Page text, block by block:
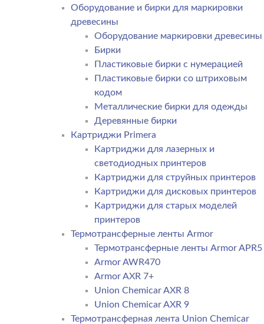
Оборудование и бирки для маркировки
древесины
Оборудование маркировки древесины
Бирки
Пластиковые бирки с нумерацией
Пластиковые бирки со штриховым
кодом
Металлические бирки для одежды
Деревянные бирки
Картриджи Primera
Картриджи для лазерных и
светодиодных принтеров
Картриджи для струйных принтеров
Картриджи для дисковых принтеров
Картриджи для старых моделей
принтеров
Термотрансферные ленты Armor
Термотрансферные ленты Armor APR5
Armor AWR470
Armor AXR 7+
Union Chemicar AXR 8
Union Chemicar AXR 9
Термотрансферная лента Union Chemicar